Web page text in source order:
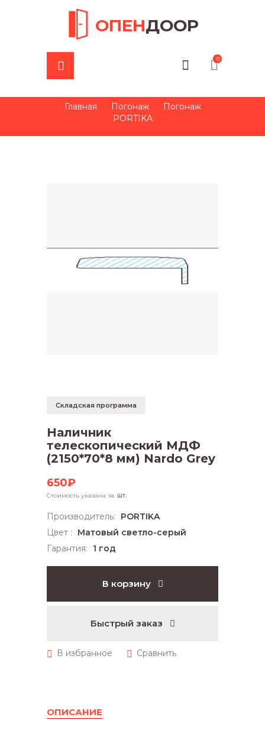
ОПЕНДООР
0
Главная Погонаж
Погонаж
PORTIKA
Складская программа
Наличник
телескопический МДФ
(2150*70*8 мм) Nardo Grey
650₽
Стоимость указана за: шт.
Производитель:
PORTIKA
Цвет :
Матовый светло-серый
Гарантия:
1 год
В корзину
Быстрый заказ
ОПИСАНИЕ